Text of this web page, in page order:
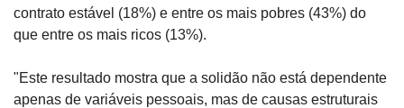
contrato estável (18%) e entre os mais pobres (43%) do
que entre os mais ricos (13%).
"Este resultado mostra que a solidão não está dependente
apenas de variáveis pessoais, mas de causas estruturais